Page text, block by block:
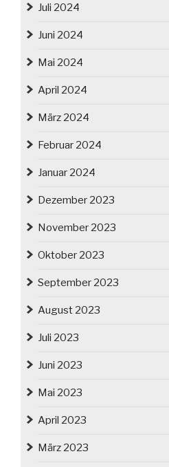
Juli 2024
Juni 2024
Mai 2024
April 2024
März 2024
Februar 2024
Januar 2024
Dezember 2023
November 2023
Oktober 2023
September 2023
August 2023
Juli 2023
Juni 2023
Mai 2023
April 2023
März 2023